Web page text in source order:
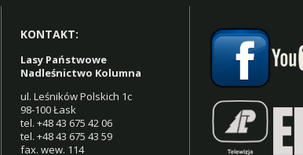
KONTAKT:
Lasy Państwowe
Nadleśnictwo Kolumna
ul. Leśników Polskich 1c
98-100 Łask
tel. +48 43 675 42 06
tel. +48 43 675 43 59
fax. wew. 114